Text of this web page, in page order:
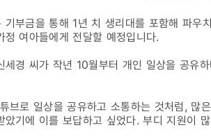
기부금을 통해 1년 치 생리대를 포함해 파
여아들에게 전달할 예정입니다.
세경 씨가 작년 10월부터 개인 일상을 공유
브로 일상을 공유하고 소통하는 것처럼,
았기에 이를 보답하고 싶었다. 부디 지원이